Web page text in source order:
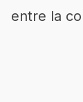
entre la